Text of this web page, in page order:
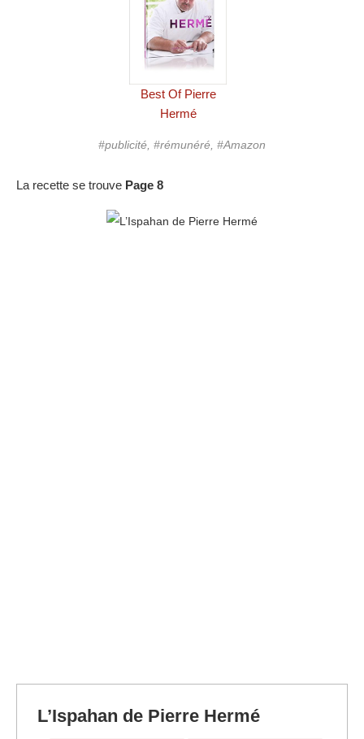
Best Of Pierre
Hermé
#publicité, #rémunéré, #Amazon
La recette se trouve Page 8
L’Ispahan de Pierre Hermé